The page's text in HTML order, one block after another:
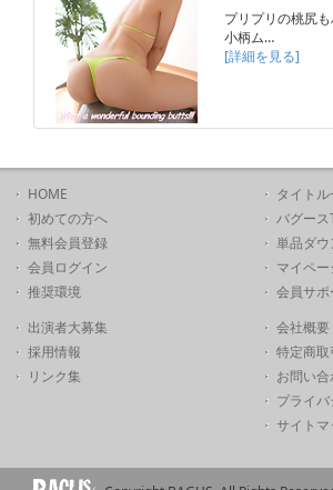
プリプリの桃尻
小柄ム…
[詳細を見る]
HOME
初めての方へ
無料会員登録
会員ログイン
推奨環境
タイトル
バグース
単品ダウ
マイペー
会員サポ
出演者大募集
採用情報
リンク集
会社概要
特定商
お問い合
プライ
サイトマ